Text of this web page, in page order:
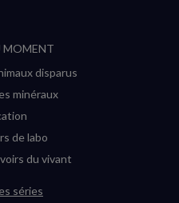
MOMENT
disparus
minéraux
de labo
du vivant
séries